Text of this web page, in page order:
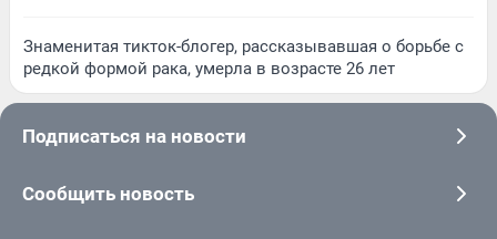
Знаменитая тикток-блогер, рассказывавшая о борьбе с
редкой формой рака, умерла в возрасте 26 лет
Подписаться на новости
Сообщить новость